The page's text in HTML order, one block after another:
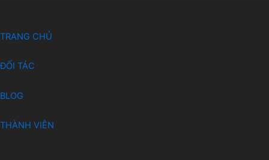
TRANG CHỦ
ĐỐI TÁC
BLOG
THÀNH VIÊN